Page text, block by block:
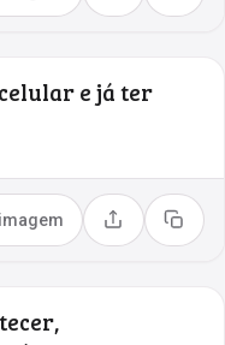
e já ter
Compartilhar
Copiar